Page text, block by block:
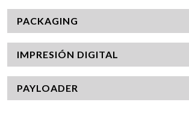
PACKAGING
IMPRESIÓN DIGITAL
PAYLOADER